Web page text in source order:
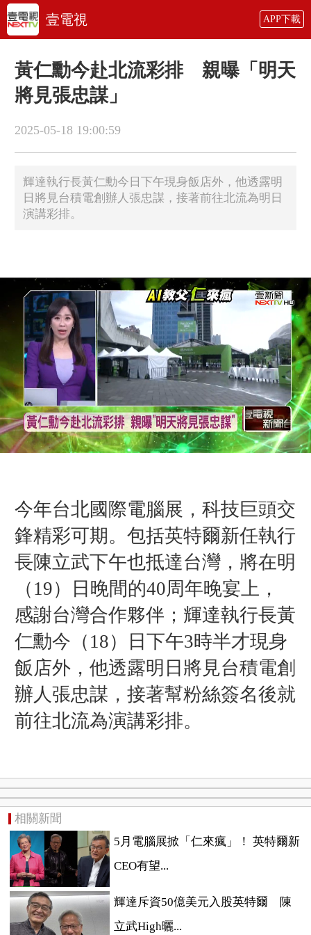
壹電視 APP下載
黃仁勳今赴北流彩排 親曝「明天
將見張忠謀」
2025-05-18 19:00:59
輝達執行長黃仁勳今日下午現身飯店外，他透露明
日將見台積電創辦人張忠謀，接著前往北流為明日
演講彩排。
今年台北國際電腦展，科技巨頭交
鋒精彩可期。包括英特爾新任執行
長陳立武下午也抵達台灣，將在明
（19）
日晚間的40周年晚宴上，
感謝台灣合作夥伴；輝達執行長黃
仁勳今（18）日下午3時半才現身
飯店外，他透露明日將見台積電創
辦人張忠謀，接著幫粉絲簽名後就
前往北流為演講彩排。
相關新聞
5月電腦展掀「仁來瘋」！ 英特爾新
CEO有望...
輝達斥資50億美元入股英特爾 陳
立武High曬...